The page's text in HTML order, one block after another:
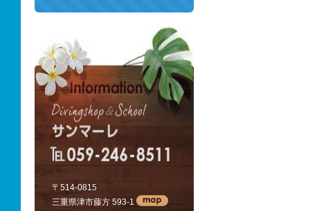
〒514-0815
三重県津市藤方 593-1